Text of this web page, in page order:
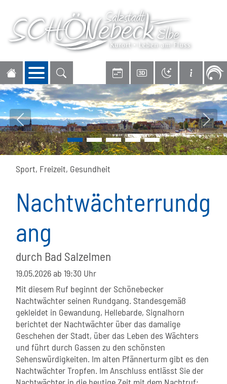
Navigation öffnen
Vorheriges Bild
Sport, Freizeit, Gesundheit
Nachtwächterrundg
ang
durch Bad Salzelmen
19.05.2026ab 19:30 Uhr
Mit diesem Ruf beginnt der Schönebecker
Nachtwächter seinen Rundgang. Standesgemäß
gekleidet in Gewandung, Hellebarde, Signalhorn
berichtet der Nachtwächter über das damalige
Geschehen der Stadt, über das Leben des Wächters
und führt durch Gassen zu den schönsten
Sehenswürdigkeiten. Im alten Pfännerturm gibt es den
Nachtwächter Tropfen. Im Anschluss entlässt Sie der